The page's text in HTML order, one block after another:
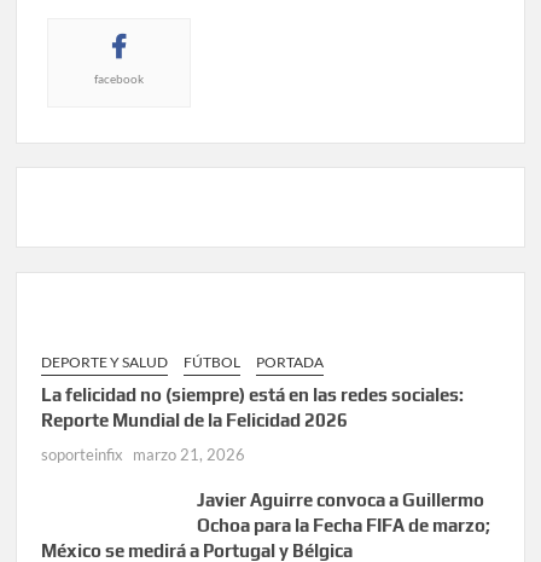
facebook
DEPORTE Y SALUD FÚTBOL PORTADA
La felicidad no (siempre) está en las redes sociales:
Reporte Mundial de la Felicidad 2026
soporteinfix marzo 21, 2026
Javier Aguirre convoca a Guillermo
Ochoa para la Fecha FIFA de marzo;
México se medirá a Portugal y Bélgica